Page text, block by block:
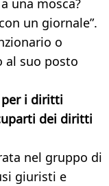
una mosca?
un giornale”.
o
al suo posto
per i diritti
dei diritti
nel gruppo di
giuristi e